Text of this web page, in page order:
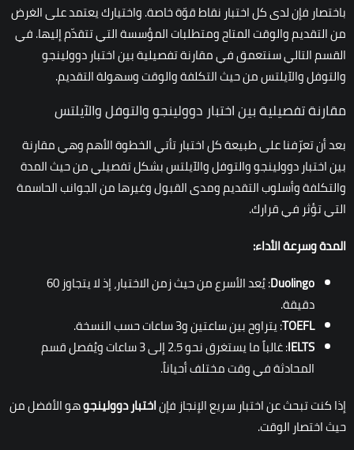
باختصار فإن لدى كل اختبار نقاط قوّة خاصة. واختيارك يعتمد على الغرض
من التقديم والوقت المتاح ومتطلبات المؤسسة التي تتقدّم إليها. في
القسم التالي سنتعمق في مقارنة تفصيلية بين اختبار دوولينجو
والتوفل والآيلتس من حيث التكلفة والوقت وسهولة التقديم.
مقارنة تفصيلية بين اختبار دوولينجو والتوفل والآيلتس
بعد أن تعرّفنا على طبيعة كل اختبار تأتي الخطوة الأهم وهي مقارنة
بين اختبار دوولينجو والتوفل والآيلتس بشكل تفصيلي من حيث المدة
والتكلفة وأسلوب التقديم ومدى القبول وغيرها من الجوانب الحاسمة
التي تؤثر في قرارك.
المدة وسرعة الأداء:
Duolingo
: يُعد الأسرع من حيث زمن الاختبار، إذ لا يتجاوز 60
دقيقة.
TOEFL: يتراوح بين ساعتين و3 ساعات حسب النسخة.
IELTS
: غالباً ما يستغرق نحو 2.5 إلى 3 ساعات ويُفصل قسم
المحادثة في وقت مختلف أحياناً.
إذا كنت تبحث عن اختبار سريع الإنجاز فإناختبار دوولينجوهو الأفضل من
حيث اختصار الوقت.